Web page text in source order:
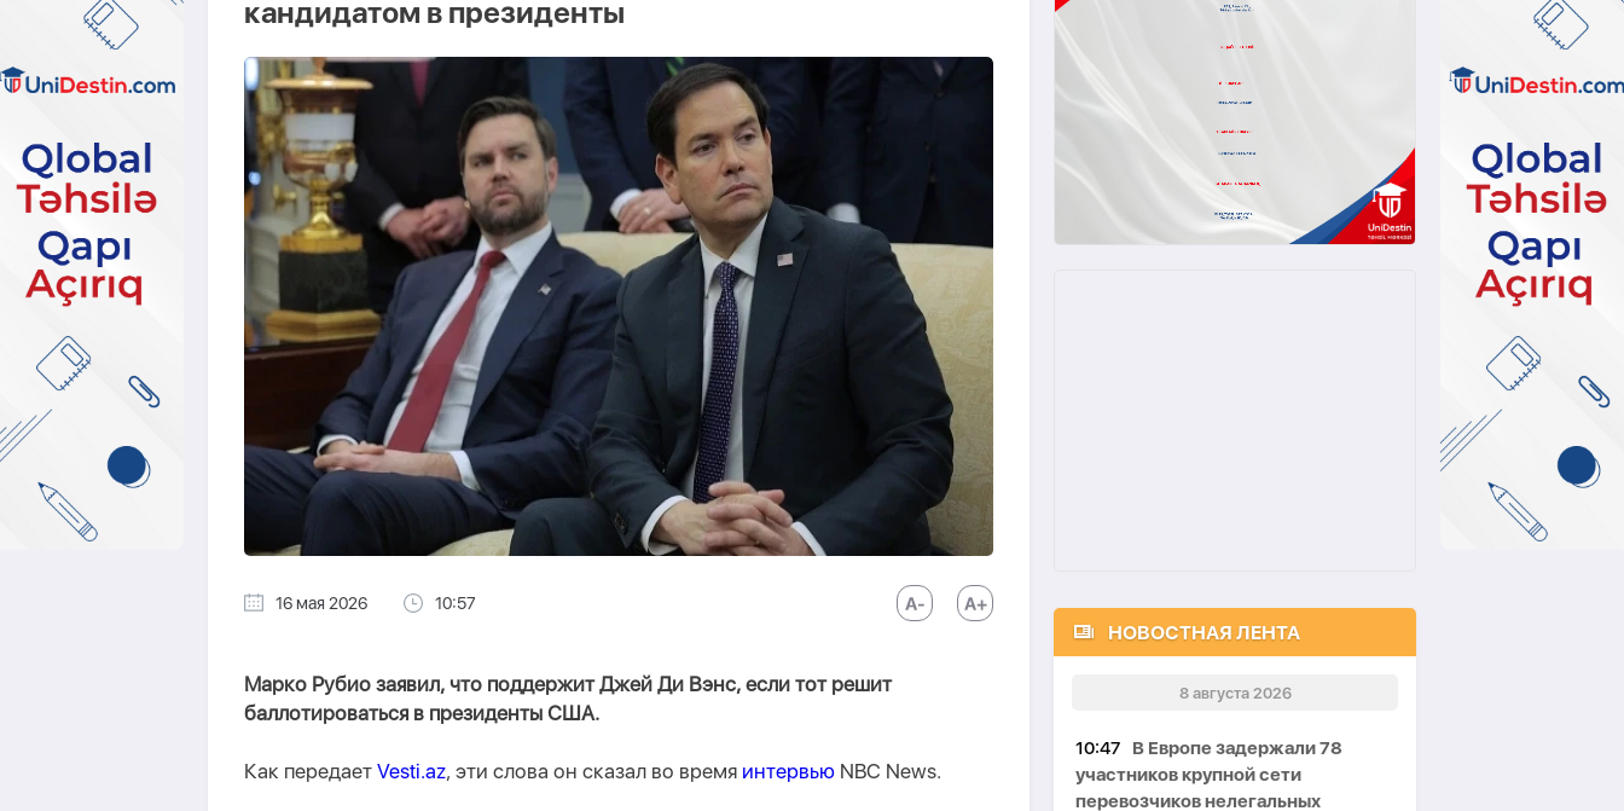
кандидатом в президенты
16 мая 2026 10:57
Марко Рубио заявил, что поддержит Джей Ди Вэнс, если тот решит
баллотироваться в президенты США.
Как передает Vesti.az, эти слова он сказал во время интервью NBC News.
НОВОСТНАЯ ЛЕНТА
8 августа 2026
10:47
В Европе задержали 78
участников крупной сети
перевозчиков нелегальных